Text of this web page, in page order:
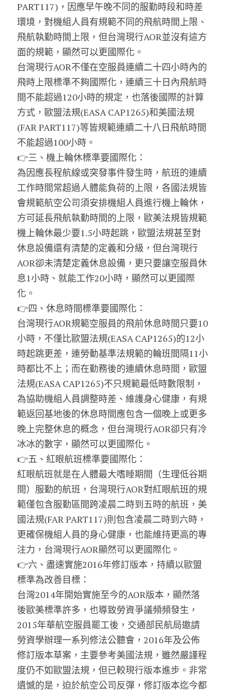
PART117)，因應早午晚不同的服勤時段和時差
環境，對機組人員有規範不同的飛航時間上限、
飛航執勤時間上限，但台灣現行AOR並沒有這方
面的規範，顯然可以更國際化。
台灣現行AOR不僅在空服員連續二十四小時內的
飛時上限標準不夠國際化，連續三十日內飛航時
間不能超過120小時的規定，也落後國際的計算
方式，歐盟法規(EASA CAP1265)和美國法規
(FAR PART117)等皆規範連續二十八日飛航時間
不能超過100小時。
👉三、機上輪休標準要國際化：
為因應長程航線或突發事件發生時，航班的連續
工作時間常超過人體能負荷的上限，各國法規皆
會規範航空公司須安排機組人員進行機上輪休，
方可延長飛航執勤時間的上限，歐美法規皆規範
機上輪休最少要1.5小時起跳，歐盟法規甚至對
休息設備還有清楚的定義和分級，但台灣現行
AOR卻未清楚定義休息設備，更只要讓空服員休
息1小時、就能工作20小時，顯然可以更國際
化。
👉四、休息時間標準要國際化：
台灣現行AOR規範空服員的飛前休息時間只要10
小時，不僅比歐盟法規(EASA CAP1265)的12小
時起跳更差，連勞動基準法規範的輪班間隔11小
時都比不上；而在勤務後的連續休息時間，歐盟
法規(EASA CAP1265)不只規範最低時數限制，
為協助機組人員調整時差、維護身心健康，有規
範返回基地後的休息時間應包含一個晚上或更多
晚上完整休息的概念，但台灣現行AOR卻只有冷
冰冰的數字，顯然可以更國際化。
👉五、紅眼航班標準要國際化：
紅眼航班就是在人體最大嗜睡期間（生理低谷期
間）服勤的航班，台灣現行AOR對紅眼航班的規
範僅包含服勤區間跨凌晨二時到五時的航班，美
國法規(FAR PART117)則包含凌晨二時到六時，
更確保機組人員的身心健康，也能維持更高的專
注力，台灣現行AOR顯然可以更國際化。
👉六、盡速實施2016年修訂版本，持續以歐盟
標準為改善目標：
台灣2014年開始實施至今的AOR版本，顯然落
後歐美標準許多，也導致勞資爭議頻頻發生，
2015年華航空服員罷工後，交通部民航局邀請
勞資學辦理一系列修法公聽會，2016年及公佈
修訂版本草案，主要參考美國法規，雖然嚴謹程
度仍不如歐盟法規，但已較現行版本進步。非常
遺憾的是，迫於航空公司反彈，修訂版本迄今都